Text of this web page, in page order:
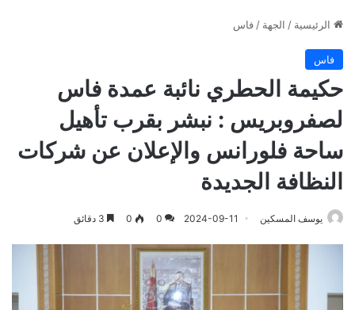
الرئيسية / الجهة / فاس
فاس
حكيمة الحطري نائبة عمدة فاس
لصفروبريس : نبشر بقرب تأهيل
ساحة فلورانس والإعلان عن شركات
النظافة الجديدة
يوسف المسكين 2024-09-11
0
0